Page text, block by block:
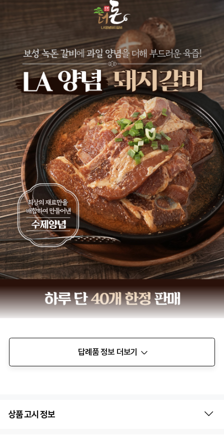
답례품 정보 더보기
상품 고시 정보